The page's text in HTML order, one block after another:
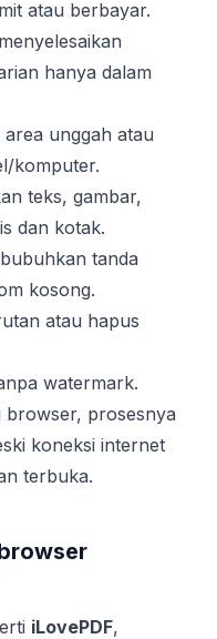
atau berbayar.
hanya dalam
unggah atau
komputer.
teks, gambar,
dan kotak.
tanda
kosong.
atau hapus
watermark.
browser, prosesnya
koneksi internet
terbuka.
iLovePDF,